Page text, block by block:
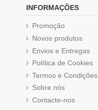
INFORMAÇÕES
Promoção
Novos produtos
Envios e Entregas
Política de Cookies
Termos e Condições
Sobre nós
Contacte-nos